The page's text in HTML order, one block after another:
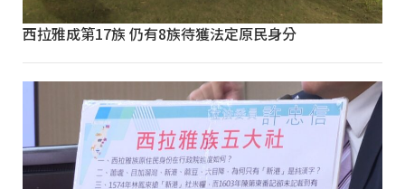
西拉雅成第17族 仍有8族待獲法定原民身分